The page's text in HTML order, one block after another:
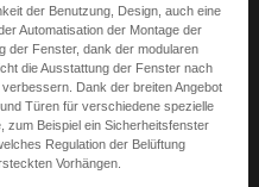
der Benutzung, Design, auch eine
Automatisation der Montage der
der Fenster, dank der modularen
die Ausstattung der Fenster nach
Dank der breiten Angebot
Türen für verschiedene spezielle
zum Beispiel ein Sicherheitsfenster
Regulation der Belüftung
Vorhängen.